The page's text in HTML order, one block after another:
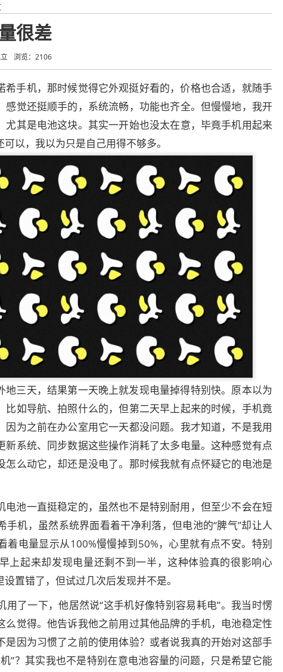
很差
浏览：2106
希手机，那时候觉得它外观挺好看的，价格也合适，就随手
感觉还挺顺手的，系统流畅，功能也齐全。但慢慢地，我开
尤其是电池这块。其实一开始也没太在意，毕竟手机用起来
以，我以为只是自己用得不够多。
地三天，结果第一天晚上就发现电量掉得特别快。原本以为
比如导航、拍照什么的，但第二天早上起来的时候，手机竟
因为之前在办公室用它一天都没问题。我才知道，不是我用
新系统、同步数据这些操作消耗了太多电量。这种感觉有点
怎么动它，却还是没电了。那时候我就有点怀疑它的电池是
电池一直挺稳定的，虽然也不是特别耐用，但至少不会在短
手机，虽然系统界面看着干净利落，但电池的“脾气”却让人
着电量显示从100%慢慢掉到50%，心里就有点不安。特别
上起来却发现电量还剩不到一半，这种体验真的很影响心
置错了，但试过几次后发现并不是。
用了一下，他居然说“这手机好像特别容易耗电”。我当时愣
么觉得。他告诉我他之前用过其他品牌的手机，电池稳定性
是因为习惯了之前的使用体验？或者说我真的开始对这部手
”？其实我也不是特别在意电池容量的问题，只是希望它能